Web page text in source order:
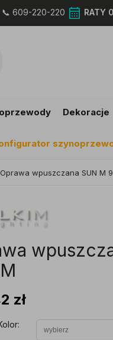
609-220-220 RATY
Dekoracje
Oprawa wpuszczana SUN M
zł